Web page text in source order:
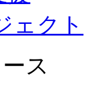
ェクト
ス